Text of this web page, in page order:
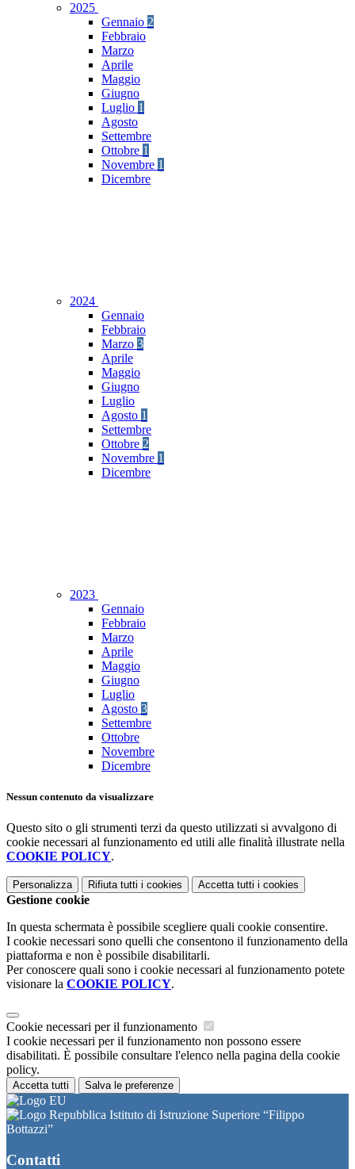
2025
Gennaio 2
Febbraio
Marzo
Aprile
Maggio
Giugno
Luglio 1
Agosto
Settembre
Ottobre 1
Novembre 1
Dicembre
2024
Gennaio
Febbraio
Marzo 3
Aprile
Maggio
Giugno
Luglio
Agosto 1
Settembre
Ottobre 2
Novembre 1
Dicembre
2023
Gennaio
Febbraio
Marzo
Aprile
Maggio
Giugno
Luglio
Agosto 3
Settembre
Ottobre
Novembre
Dicembre
Nessun contenuto da visualizzare
Questo sito o gli strumenti terzi da questo utilizzati si avvalgono di
cookie necessari al funzionamento ed utili alle finalità illustrate nella
COOKIE POLICY.
Personalizza Rifiuta tutti i cookies Accetta tutti i cookies
Gestione cookie
In questa schermata è possibile scegliere quali cookie consentire.
I cookie necessari sono quelli che consentono il funzionamento della
piattaforma e non è possibile disabilitarli.
Per conoscere quali sono i cookie necessari al funzionamento potete
visionare la COOKIE POLICY.
Cookie necessari per il funzionamento
I cookie necessari per il funzionamento non possono essere
disabilitati. È possibile consultare l'elenco nella pagina della cookie
policy.
Accetta tutti Salva le preferenze
Istituto di Istruzione Superiore “Filippo
Bottazzi”
Contatti